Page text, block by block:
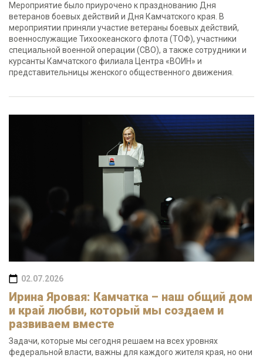
Мероприятие было приурочено к празднованию Дня
ветеранов боевых действий и Дня Камчатского края. В
мероприятии приняли участие ветераны боевых действий,
военнослужащие Тихоокеанского флота (ТОФ), участники
специальной военной операции (СВО), а также сотрудники и
курсанты Камчатского филиала Центра «ВОИН» и
представительницы женского общественного движения.
02.07.2026
Ирина Яровая: Камчатка – наш общий дом
и край любви, который мы создаем и
развиваем вместе
Задачи, которые мы сегодня решаем на всех уровнях
федеральной власти, важны для каждого жителя края, но они